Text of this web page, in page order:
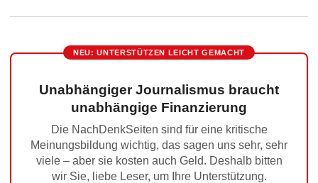
NEU: UNTERSTÜTZEN LEICHT GEMACHT
Unabhängiger Journalismus braucht
unabhängige Finanzierung
Die NachDenkSeiten sind für eine kritische
Meinungsbildung wichtig, das sagen uns sehr, sehr
viele – aber sie kosten auch Geld. Deshalb bitten
wir Sie, liebe Leser, um Ihre Unterstützung.